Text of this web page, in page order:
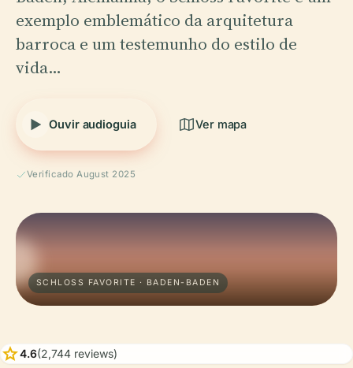
exemplo emblemático da arquitetura
barroca e um testemunho do estilo de
vida…
Ouvir audioguia Ver mapa
Verificado August 2025
SCHLOSS FAVORITE · BADEN-BADEN
star4.6(2,744 reviews)